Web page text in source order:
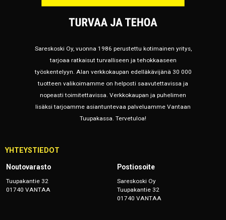
Sareskoski Oy, vuonna 1986 perustettu kotimainen yritys,
tarjoaa ratkaisut turvalliseen ja tehokkaaseen
työskentelyyn. Alan verkkokaupan edelläkävijänä 30 000
tuotteen valikoimamme on helposti saavutettavissa ja
nopeasti toimitettavissa. Verkkokaupan ja puhelimen
lisäksi tarjoamme asiantuntevaa palveluamme Vantaan
Tuupakassa. Tervetuloa!
YHTEYSTIEDOT
Noutovarasto
Tuupakantie 32
01740 VANTAA
Postiosoite
Sareskoski Oy
Tuupakantie 32
01740 VANTAA